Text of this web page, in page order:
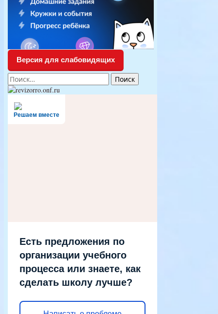
Версия для слабовидящих
Найти:
Решаем вместе
Есть предложения по
организации учебного
процесса или знаете, как
сделать школу лучше?